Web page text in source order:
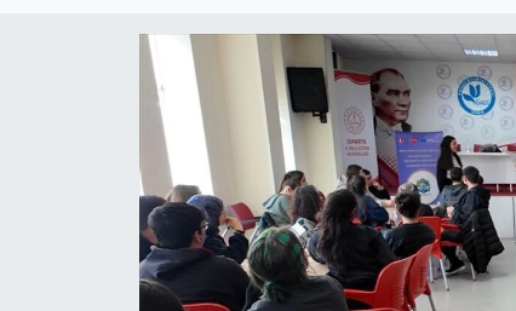
Haber Arşivi